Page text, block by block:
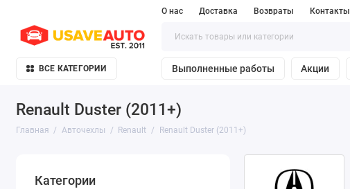
О нас Доставка Возвраты Контакты
ВСЕ КАТЕГОРИИ Выполненные работы Акции
Renault Duster (2011+)
Главная Авточехлы Renault Renault Duster (2011+)
Категории